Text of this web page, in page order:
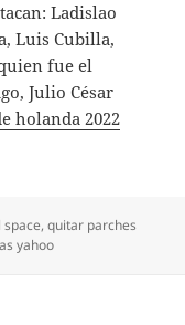
Ladislao
Luis Cubilla,
fue el
Julio César
holanda 2022
,quitar parches
yahoo